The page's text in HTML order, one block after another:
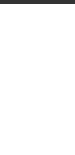
Contacts